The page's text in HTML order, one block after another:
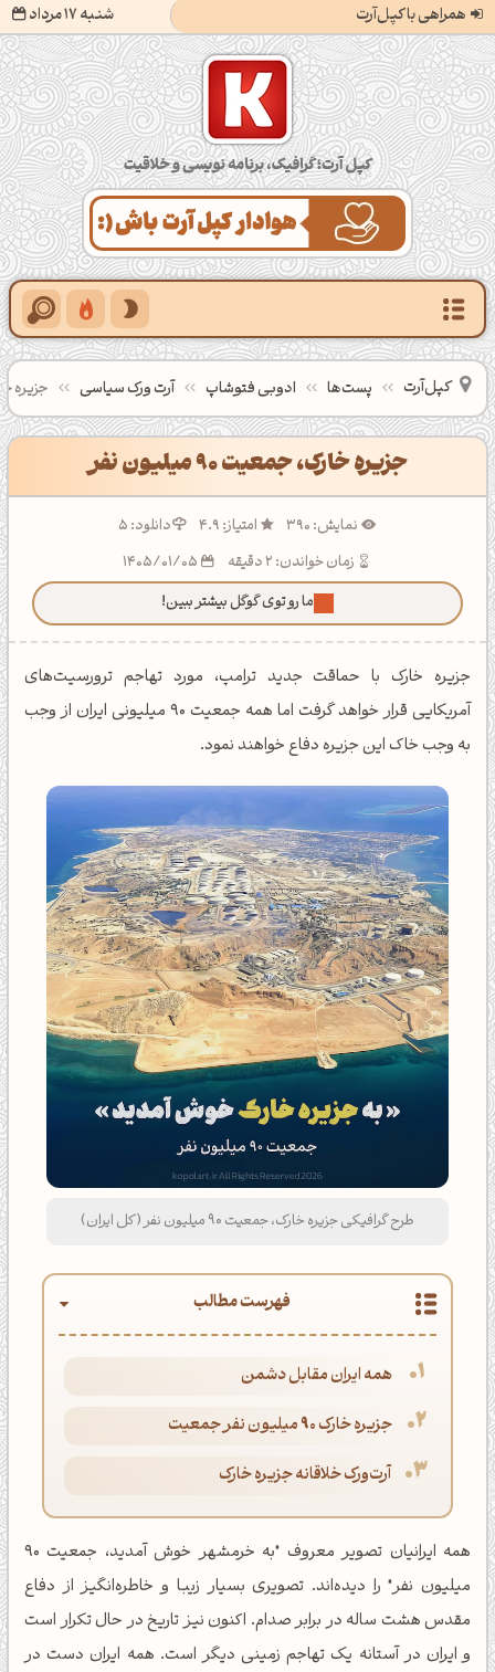
همراهی با کپل‌آرت شنبه 17 مرداد کپل‌آرت؛ گرافیک، برنامه‌نویسی و خلاقیت
کپل‌آرت پست‌ها ادوبی فتوشاپ آرت ورک سیاسی جزیره
جزیره خارک، جمعیت 90 میلیون نفر
نمایش: 390 امتیاز: 4.9
دانلود: 5
زمان خواندن: 2 دقیقه
ما رو توی گوگل بیشتر ببین!
جزیره خارک با حماقت جدید ترامپ، مورد تهاجم ترورسیت‌های
آمریکایی قرار خواهد گرفت اما همه جمعیت 90 میلیونی ایران از وجب
به وجب خاک این جزیره دفاع خواهند نمود.
طرح گرافیکی جزیره خارک، جمعیت 90 میلیون نفر (کل ایران)
فهرست مطالب
همه ایران مقابل دشمن
جزیره خارک 90 میلیون نفر جمعیت
آرت‌ورک خلاقانه جزیره خارک
همه ایرانیان تصویر معروف "به خرمشهر خوش آمدید، جمعیت 90
میلیون نفر" را دیده‌اند. تصویری بسیار زیبا و خاطره‌انگیز از دفاع
مقدس هشت ساله در برابر صدام. اکنون نیز تاریخ در حال تکرار است
و ایران در آستانه یک تهاجم زمینی دیگر است. همه ایران دست در